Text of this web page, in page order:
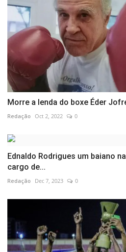
Morre a lenda do boxe Éder
Redação Oct 2, 2022 0
Ednaldo Rodrigues um baiano
cargo de...
Redação Dec 7, 2023 0